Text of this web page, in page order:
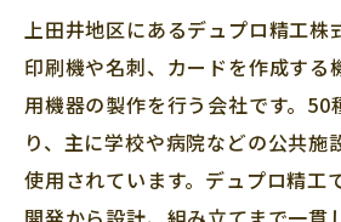
上田井地区にあるデュプロ精工株
印刷機や名刺、カードを作成する
用機器の製作を行う会社です。50
り、主に学校や病院などの公共施
使用されています。デュプロ精工